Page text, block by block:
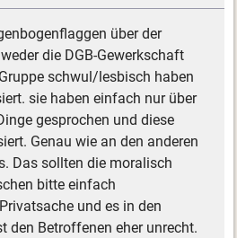
über der
die DGB-Gewerkschaft
schwul/lesbisch haben
sie haben einfach nur über
gesprochen und diese
Genau wie an den anderen
Das sollten die moralisch
bitte einfach
und es in den
den Betroffenen eher unrecht.